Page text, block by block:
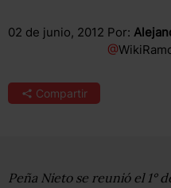
02 de junio, 2012 Por:
@
Compartir
Peña Nieto se reunió el 1°